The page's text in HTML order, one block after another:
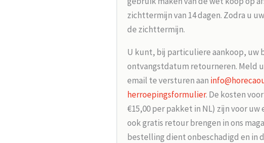
zichttermijn van 14 dagen. Zodra u
de zichttermijn.
U kunt, bij particuliere aankoop, uw
ontvangstdatum retourneren. Meld
email te versturen aan
herroepingsformulier. De kosten
€15,00 per pakket in NL) zijn voor
ook gratis retour brengen in ons
bestelling dient onbeschadigd en in